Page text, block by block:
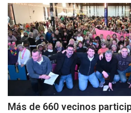
Más de 660 vecinos